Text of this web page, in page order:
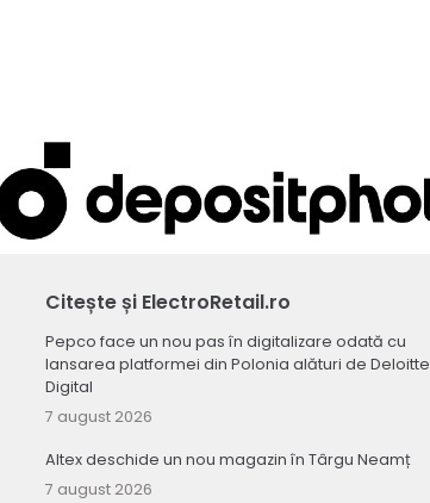
Citește și ElectroRetail.ro
Pepco face un nou pas în digitalizare odată cu
lansarea platformei din Polonia alături de Deloitte
Digital
7 august 2026
Altex deschide un nou magazin în Târgu Neamț
7 august 2026